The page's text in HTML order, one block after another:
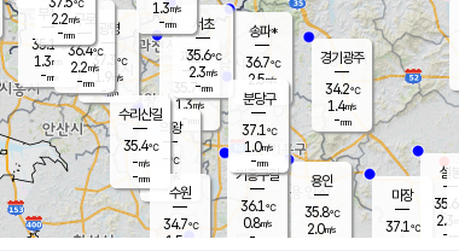
과천
35.7℃
1.3m/s
- mm
용인
35.8℃
2.0m/s
경기광주
34.2℃
1.4m/s
-mm
마장
37.1℃
의왕
- ℃
m/s
mm
설봉
35.6
2.3
- mm
광명
37.3 ℃
1.9 m/s
-mm
부천
35.1℃
1.3m/s
-mm
구로
36.4℃
2.2m/s
-mm
송파*
36.7℃
2.5m/s
-mm
서초
35.6℃
2.3m/s
-mm
기흥구갈
36.1℃
0.8m/s
-
수리산길
35.4℃
-m/s
-mm
분당구
37.1℃
1.0m/s
-mm
℃
2.2m/s
-mm
수원
34.7℃
1.5 m/s
1.3m/s
-mm